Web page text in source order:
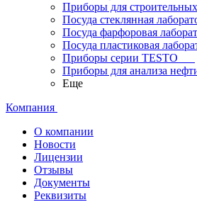
Приборы для
Посуда стеклянная
Посуда фарфоровая
Посуда пластиковая
Приборы серии TESTO
Приборы для анализа
Еще
Компания
О компании
Новости
Лицензии
Отзывы
Документы
Реквизиты